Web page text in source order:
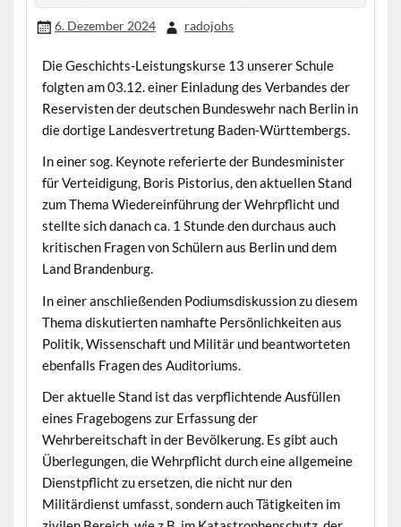
6. Dezember 2024 radojohs
Die Geschichts-Leistungskurse 13 unserer Schule
folgten am 03.12. einer Einladung des Verbandes der
Reservisten der deutschen Bundeswehr nach Berlin in
die dortige Landesvertretung Baden-Württembergs.
In einer sog. Keynote referierte der Bundesminister
für Verteidigung, Boris Pistorius, den aktuellen Stand
zum Thema Wiedereinführung der Wehrpflicht und
stellte sich danach ca. 1 Stunde den durchaus auch
kritischen Fragen von Schülern aus Berlin und dem
Land Brandenburg.
In einer anschließenden Podiumsdiskussion zu diesem
Thema diskutierten namhafte Persönlichkeiten aus
Politik, Wissenschaft und Militär und beantworteten
ebenfalls Fragen des Auditoriums.
Der aktuelle Stand ist das verpflichtende Ausfüllen
eines Fragebogens zur Erfassung der
Wehrbereitschaft in der Bevölkerung. Es gibt auch
Überlegungen, die Wehrpflicht durch eine allgemeine
Dienstpflicht zu ersetzen, die nicht nur den
Militärdienst umfasst, sondern auch Tätigkeiten im